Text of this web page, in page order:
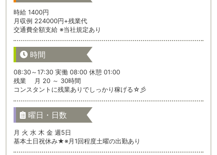
時給 1400円
月収例 224000円+残業代
交通費全額支給 ※当社規定あり
時間
08:30～17:30 実働 08:00 休憩 01:00
残業 月 20 ～ 30時間
コンスタントに残業ありでしっかり稼げる☆彡
曜日・日数
月 火 水 木 金 週5日
基本土日祝休み★※月1回程度土曜の出勤あり